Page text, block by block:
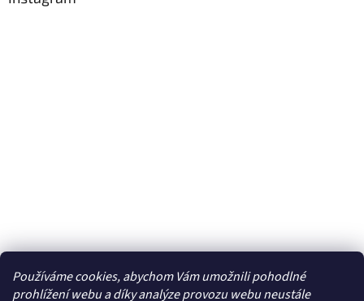
Používáme cookies, abychom Vám umožnili pohodlné
prohlížení webu a díky analýze provozu webu neustále
Sledovat na Instagramu